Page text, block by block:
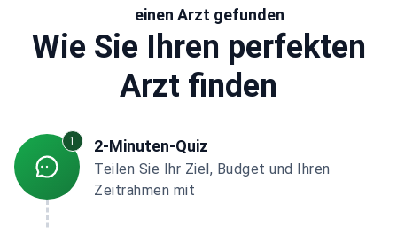
einen Arzt gefunden
Wie Sie Ihren perfekten
Arzt finden
1 2-Minuten-Quiz
Teilen Sie Ihr Ziel, Budget und Ihren
Zeitrahmen mit